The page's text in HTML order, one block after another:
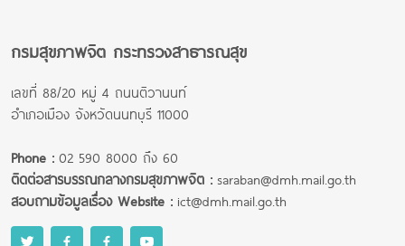
กรมสุขภาพจิต กระทรวงสาธารณสุข
เลขที่ 88/20 หมู่ 4 ถนนติวานนท์
อำเภอเมือง จังหวัดนนทบุรี 11000
Phone :02 590 8000 ถึง 60
ติดต่อสารบรรณกลางกรมสุขภาพจิต :saraban@dmh.mail.go.th
สอบถามข้อมูลเรื่อง Website :ict@dmh.mail.go.th